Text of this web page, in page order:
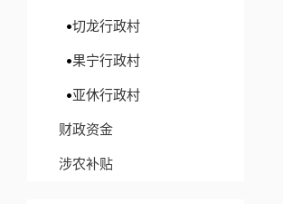
切龙行政村
果宁行政村
亚休行政村
财政资金
涉农补贴